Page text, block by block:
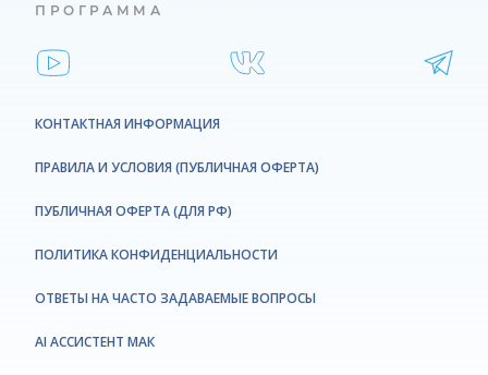
ПРОГРАММА
КОНТАКТНАЯ ИНФОРМАЦИЯ
ПРАВИЛА И УСЛОВИЯ (ПУБЛИЧНАЯ ОФЕРТА)
ПУБЛИЧНАЯ ОФЕРТА (ДЛЯ РФ)
ПОЛИТИКА КОНФИДЕНЦИАЛЬНОСТИ
ОТВЕТЫ НА ЧАСТО ЗАДАВАЕМЫЕ ВОПРОСЫ
AI АССИСТЕНТ МАК